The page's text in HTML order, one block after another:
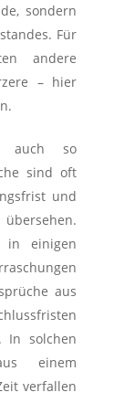
sondern
Für
andere
– hier
auch so
sind oft
und
in einigen
aus
In solchen
einem
verfallen